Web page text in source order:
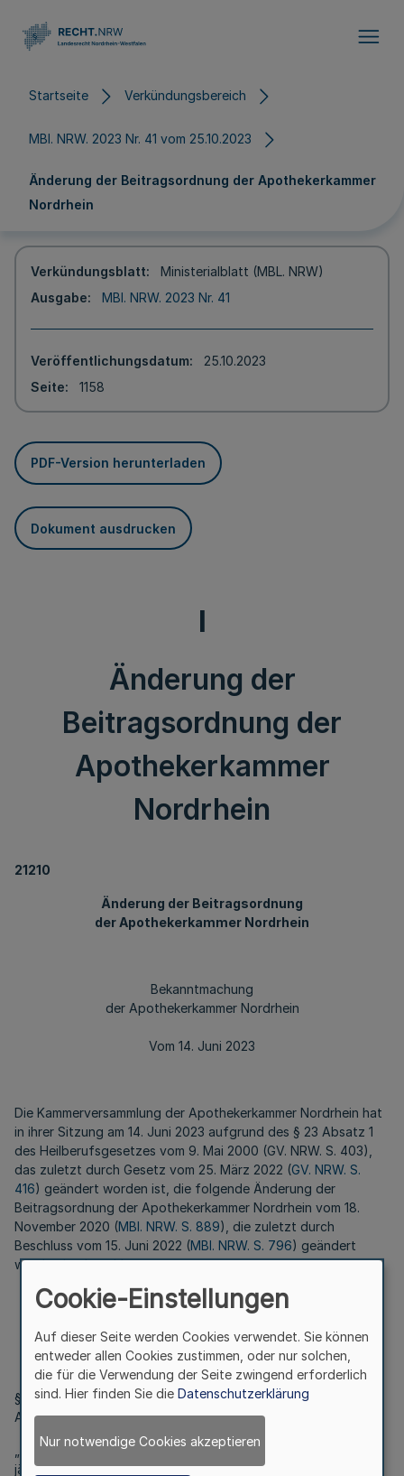
Startseite Verkündungsbereich
MBl. NRW. 2023 Nr. 41 vom 25.10.2023
Änderung der Beitragsordnung der Apothekerkammer
Nordrhein
Verkündungsblatt
Ministerialblatt (MBL. NRW)
Ausgabe
MBl. NRW. 2023 Nr. 41
Veröffentlichungsdatum
25.10.2023
Seite
1158
PDF-Version herunterladen
Dokument ausdrucken
I
Änderung der
Beitragsordnung der
Apothekerkammer
Nordrhein
21210
Änderung der Beitragsordnung
der Apothekerkammer Nordrhein
Bekanntmachung
der Apothekerkammer Nordrhein
Vom 14. Juni 2023
Die Kammerversammlung der Apothekerkammer Nordrhein hat
in ihrer Sitzung am 14. Juni 2023 aufgrund des § 23 Absatz 1
des Heilberufsgesetzes vom 9. Mai 2000 (GV. NRW. S. 403),
das zuletzt durch Gesetz vom 25. März 2022 (GV. NRW. S.
416) geändert worden ist, die folgende Änderung der
Beitragsordnung der Apothekerkammer Nordrhein vom 18.
November 2020 (MBl. NRW. S. 889), die zuletzt durch
Beschluss vom 15. Juni 2022 (MBl. NRW. S. 796) geändert
worden ist, beschlossen:
Artikel I
§ 2 Absatz 1 Satz 6 der Beitragsordnung der
Apothekerkammer Nordrhein wird wie folgt gefasst:
„Die für die Beitragshöhe maßgebenden Parameter sind
jährlich gleichzeitig mit der Feststellung des Haushaltsplans
Cookie-Einstellungen
Auf dieser Seite werden Cookies verwendet. Sie können
entweder allen Cookies zustimmen, oder nur solchen,
die für die Verwendung der Seite zwingend erforderlich
sind. Hier finden Sie die Datenschutzerklärung
Nur notwendige Cookies akzeptieren